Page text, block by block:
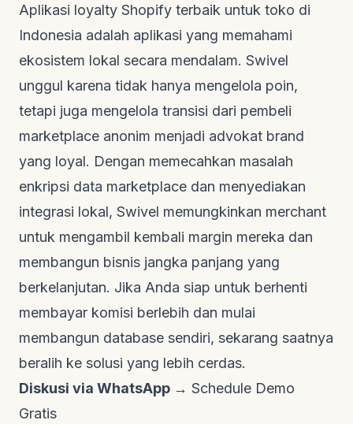
Aplikasi loyalty Shopify terbaik untuk toko di
Indonesia adalah aplikasi yang memahami
ekosistem lokal secara mendalam. Swivel
unggul karena tidak hanya mengelola poin,
tetapi juga mengelola transisi dari pembeli
marketplace anonim menjadi advokat brand
yang loyal. Dengan memecahkan masalah
enkripsi data marketplace dan menyediakan
integrasi lokal, Swivel memungkinkan merchant
untuk mengambil kembali margin mereka dan
membangun bisnis jangka panjang yang
berkelanjutan. Jika Anda siap untuk berhenti
membayar komisi berlebih dan mulai
membangun database sendiri, sekarang saatnya
beralih ke solusi yang lebih cerdas.
Diskusi via WhatsApp → Schedule Demo
Gratis